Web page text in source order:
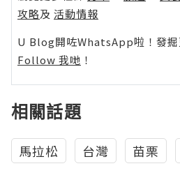
攻略及 活動情報
U Blog開咗WhatsApp啦！發掘
Follow 我哋 ！
相關話題
馬拉松 台灣 苗栗